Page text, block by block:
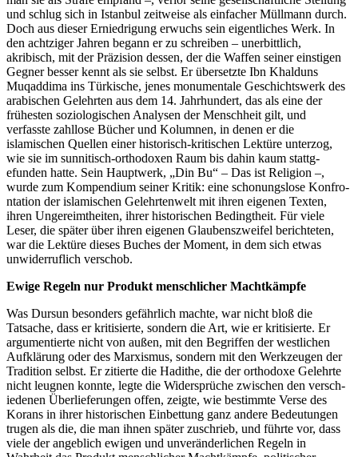
und schlug sich in Istanbul zeitweise als einfacher Müllmann durch.
Doch aus dieser Erniedrigung erwuchs sein eigentliches Werk. In
den achtziger Jahren begann er zu schreiben – unerbittlich,
akribisch, mit der Präzision dessen, der die Waffen seiner einstigen
Gegner besser kennt als sie selbst. Er übersetzte Ibn Khalduns
Muqaddima ins Türkische, jenes monumentale Geschic­htswerk des
arabischen Gelehrten aus dem 14. Jahr­hundert, das als eine der
frühesten soziolo­gischen Analysen der Menschheit gilt, und
verfasste zahllose Bücher und Kolumnen, in denen er die
islamischen Quellen einer historisch-kritischen Lektüre unterzog,
wie sie im sunnitisch-orthodoxen Raum bis dahin kaum stattg­
efunden hatte. Sein Hauptwerk, „Din Bu“ – Das ist Religion –,
wurde zum Kompendium seiner Kritik: eine schonu­ngslose Konfro­
ntation der islamischen Gelehr­tenwelt mit ihren eigenen Texten,
ihren Ungerei­mtheiten, ihrer historischen Bedingtheit. Für viele
Leser, die später über ihren eigenen Glauben­szweifel berichteten,
war die Lektüre dieses Buches der Moment, in dem sich etwas
unwider­ruflich verschob.
Ewige Regeln nur Produkt menschlicher Machtkämpfe
Was Dursun besonders gefährlich machte, war nicht bloß die
Tatsache, dass er kritisierte, sondern die Art, wie er kritisierte. Er
argume­ntierte nicht von außen, mit den Begriffen der westlichen
Aufklärung oder des Marxismus, sondern mit den Werkzeugen der
Tradition selbst. Er zitierte die Hadithe, die der orthodoxe Gelehrte
nicht leugnen konnte, legte die Widersprüche zwischen den versch­
iedenen Überlie­ferungen offen, zeigte, wie bestimmte Verse des
Korans in ihrer historischen Einbettung ganz andere Bedeutungen
trugen als die, die man ihnen später zuschrieb, und führte vor, dass
viele der angeblich ewigen und unveränd­erlichen Regeln in